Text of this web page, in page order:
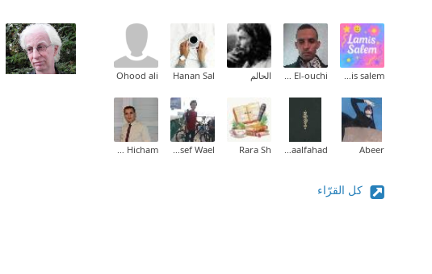
lamis salem
Younes El-ouchi الحالم Hanan Sal
Ohood ali
Abeer
Asmaalfahad
Rara Sh
Youssef Wael
Hamza Med Hicham
كل القرّاء